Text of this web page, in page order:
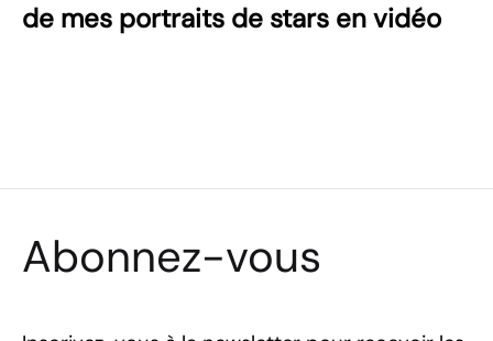
de mes portraits de stars en vidéo
Abonnez-vous